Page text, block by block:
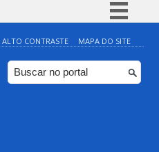
Simplifique!
Comunica BR
Participe
ALTO CONTRASTE MAPA DO SITE